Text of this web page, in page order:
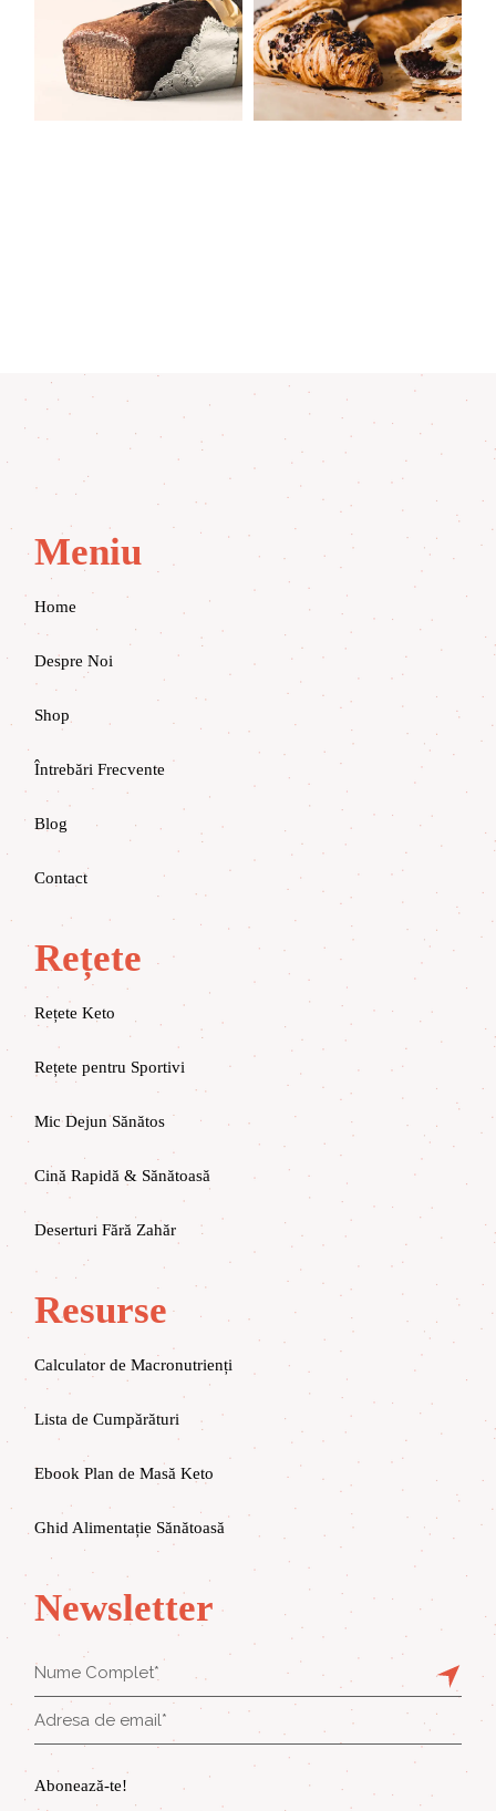
Meniu
Home
Despre Noi
Shop
Întrebări Frecvente
Blog
Contact
Rețete
Rețete Keto
Rețete pentru Sportivi
Mic Dejun Sănătos
Cină Rapidă & Sănătoasă
Deserturi Fără Zahăr
Resurse
Calculator de Macronutrienți
Lista de Cumpărături
Ebook Plan de Masă Keto
Ghid Alimentație Sănătoasă
Newsletter
Abonează-te!